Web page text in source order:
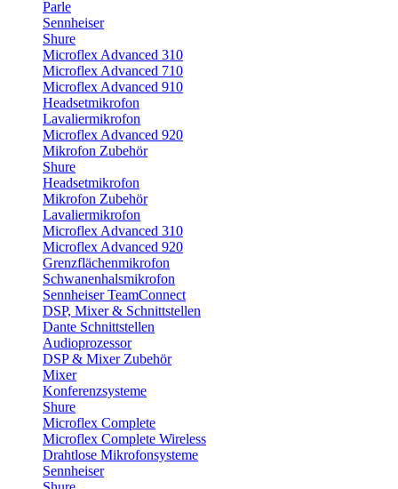
Parle
Sennheiser
Shure
Microflex Advanced 310
Microflex Advanced 710
Microflex Advanced 910
Headsetmikrofon
Lavaliermikrofon
Microflex Advanced 920
Mikrofon Zubehör
Shure
Headsetmikrofon
Mikrofon Zubehör
Lavaliermikrofon
Microflex Advanced 310
Microflex Advanced 920
Grenzflächenmikrofon
Schwanenhalsmikrofon
Sennheiser TeamConnect
DSP, Mixer & Schnittstellen
Dante Schnittstellen
Audioprozessor
DSP & Mixer Zubehör
Mixer
Konferenzsysteme
Shure
Microflex Complete
Microflex Complete Wireless
Drahtlose Mikrofonsysteme
Sennheiser